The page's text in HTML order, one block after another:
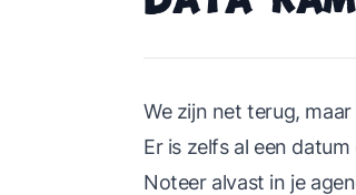
We zijn net terug,
Er is zelfs al een
Noteer alvast in je